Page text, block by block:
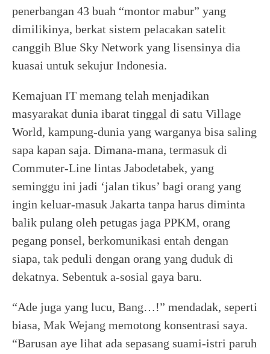
penerbangan 43 buah “montor mabur” yang
dimilikinya, berkat sistem pelacakan satelit
canggih Blue Sky Network yang lisensinya dia
kuasai untuk sekujur Indonesia.
Kemajuan IT memang telah menjadikan
masyarakat dunia ibarat tinggal di satu Village
World, kampung-dunia yang warganya bisa saling
sapa kapan saja. Dimana-mana, termasuk di
Commuter-Line lintas Jabodetabek, yang
seminggu ini jadi ‘jalan tikus’ bagi orang yang
ingin keluar-masuk Jakarta tanpa harus diminta
balik pulang oleh petugas jaga PPKM, orang
pegang ponsel, berkomunikasi entah dengan
siapa, tak peduli dengan orang yang duduk di
dekatnya. Sebentuk a-sosial gaya baru.
“Ade juga yang lucu, Bang…!” mendadak, seperti
biasa, Mak Wejang memotong konsentrasi saya.
“Barusan aye lihat ada sepasang suami-istri paruh